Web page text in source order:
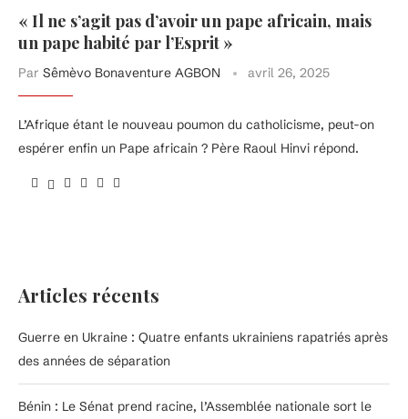
« Il ne s’agit pas d’avoir un pape africain, mais
un pape habité par l’Esprit »
Par Sêmèvo Bonaventure AGBON avril 26, 2025
L’Afrique étant le nouveau poumon du catholicisme, peut-on
espérer enfin un Pape africain ? Père Raoul Hinvi répond.
Articles récents
Guerre en Ukraine : Quatre enfants ukrainiens rapatriés après
des années de séparation
Bénin : Le Sénat prend racine, l’Assemblée nationale sort le